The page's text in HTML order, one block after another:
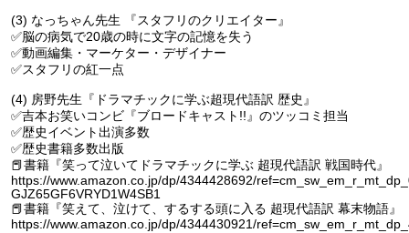
(3) なっちゃん先生 『スタフリのクリエイター』
✅脳の病気で20歳の時に文字の記憶を失う
✅動画編集・マーケター・デザイナー
✅スタフリの紅一点
(4) 房野先生『ドラマチックに学ぶ超現代語訳 歴史』
✅吉本お笑いコンビ『ブロードキャスト!!』のツッコミ担当
✅歴史イベント出演多数
✅歴史書籍多数出版
📕書籍『笑って泣いてドラマチックに学ぶ 超現代語訳 戦国時代』
https://www.amazon.co.jp/dp/4344428692/
GJZ65GF6VRYD1W4SB1
📕書籍『笑えて、泣けて、するする頭に入る 超現代語訳 幕末物語』
https://www.amazon.co.jp/dp/4344430921/